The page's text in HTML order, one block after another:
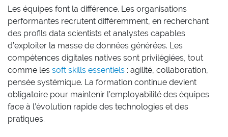
Les équipes font la différence. Les organisations
performantes recrutent différemment, en recherchant
des profils data scientists et analystes capables
d’exploiter la masse de données générées. Les
compétences digitales natives sont privilégiées, tout
comme les soft skills essentiels : agilité, collaboration,
pensée systémique. La formation continue devient
obligatoire pour maintenir l’employabilité des équipes
face à l’évolution rapide des technologies et des
pratiques.